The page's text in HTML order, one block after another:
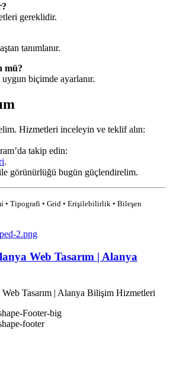
gereklidir.
tanımlanır.
mü?
biçimde ayarlanır.
Hizmetleri inceleyin ve teklif alın:
takip edin:
.
görünürlüğü bugün güçlendirelim.
• Tipografi • Grid • Erişilebilirlik • Bileşen
Web Tasarım | Alanya
Web Tasarım | Alanya Bilişim Hizmetleri